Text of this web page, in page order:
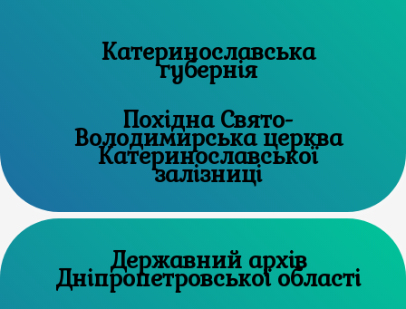
Катеринославська
губернія
Похідна Свято-
Володимирська церква
Катеринославської
залізниці
Державний архів
Дніпропетровської області